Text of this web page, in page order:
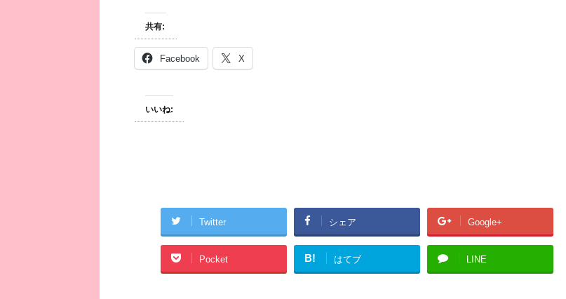
共有:
Facebook X
いいね:
Twitter シェア Google+
Pocket B! はてブ LINE